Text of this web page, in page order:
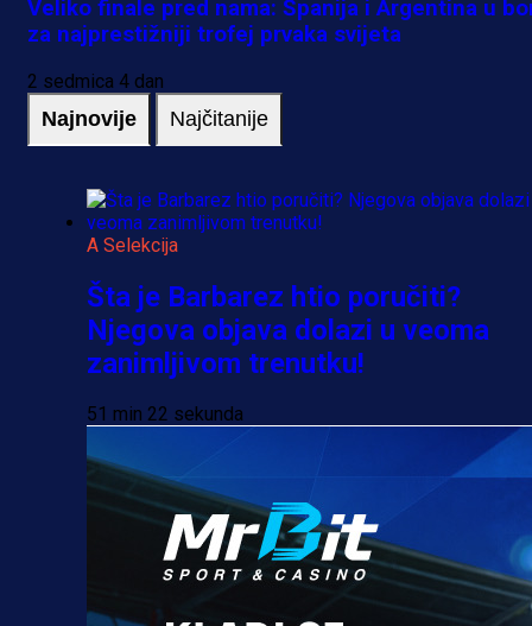
Veliko finale pred nama: Španija i Argentina u
za najprestižniji trofej prvaka svijeta
2 sedmica 4 dan
Najnovije Najčitanije
A Selekcija
Šta je Barbarez htio poručiti?
Njegova objava dolazi u veoma
zanimljivom trenutku!
51 min 22 sekunda